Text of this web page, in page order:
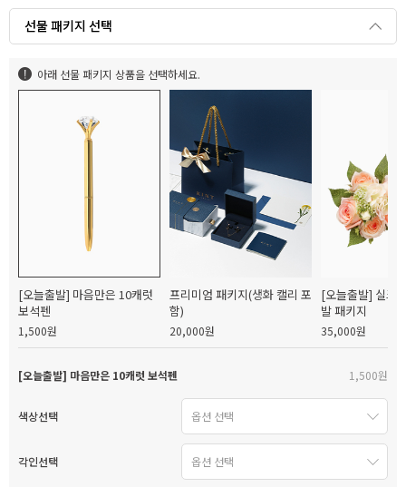
선물 패키지 선택
아래 선물 패키지 상품을 선택하세요.
[오늘출발] 마음만은 10캐럿
보석펜
1,500원
프리미엄 패키지(생화 캘리 포
함)
20,000원
[오늘출발] 실크
발 패키지
35,000원
[오늘출발] 마음만은 10캐럿 보석펜 1,500원
색상선택
각인선택